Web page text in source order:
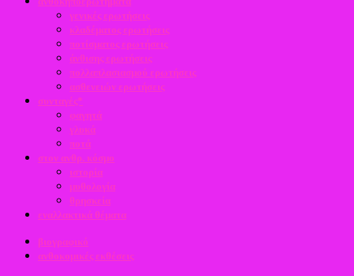
γενικές ερωτήσεις
κλαδέματος ερωτήσεις
ποτίσματος ερωτήσεις
άνθισης ερωτήσεις
πολλαπλασιασμού ερωτήσεις
ασθενειών ερωτήσεις
συνταγές*
φαγητά
γλυκά
ποτά
στον ανθρ. κόσμο
ιστορία
μυθολογία
θρησκεία
εναλλακτικά θέματα
βιογραφικό
ανθοκομικές εκθέσεις